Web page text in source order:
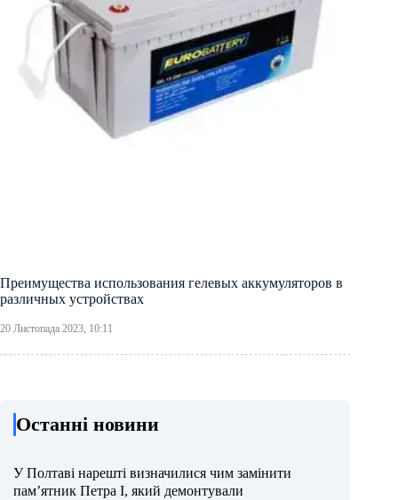
Преимущества использования гелевых аккумуляторов в
различных устройствах
20 Листопада 2023, 10:11
Останні новини
У Полтаві нарешті визначилися чим замінити
пам’ятник Петра І, який демонтували